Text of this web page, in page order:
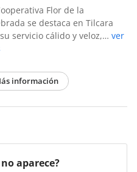
Flor de la
se destaca en Tilcara
servicio cálido y veloz,… ver
información
aparece?